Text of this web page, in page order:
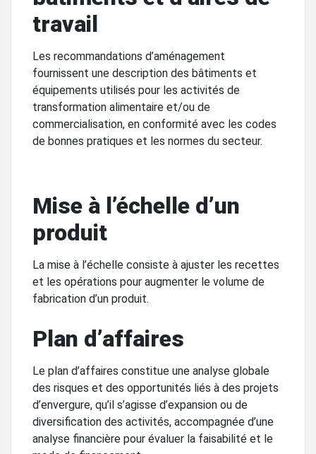
travail
Les recommandations d’aménagement
fournissent une description des bâtiments et
équipements utilisés pour les activités de
transformation alimentaire et/ou de
commercialisation, en conformité avec les codes
de bonnes pratiques et les normes du secteur.
Mise à l’échelle d’un
produit
La mise à l’échelle consiste à ajuster les recettes
et les opérations pour augmenter le volume de
fabrication d’un produit.
Plan d’affaires
Le plan d’affaires constitue une analyse globale
des risques et des opportunités liés à des projets
d’envergure, qu’il s’agisse d’expansion ou de
diversification des activités, accompagnée d’une
analyse financière pour évaluer la faisabilité et le